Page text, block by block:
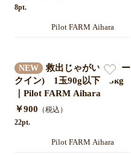
8pt.
Pilot FARM Aihara
NEW
救出じゃがいも(メー
クイン) 1玉90g以下 5kg
｜Pilot FARM Aihara
￥900 （税込）
22pt.
Pilot FARM Aihara